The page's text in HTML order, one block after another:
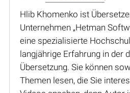
Hlib Khomenko ist
Unternehmen „Hetman
eine spezialisierte
langjährige Erfahrung in der
Übersetzung. Sie können
Themen lesen, die Sie